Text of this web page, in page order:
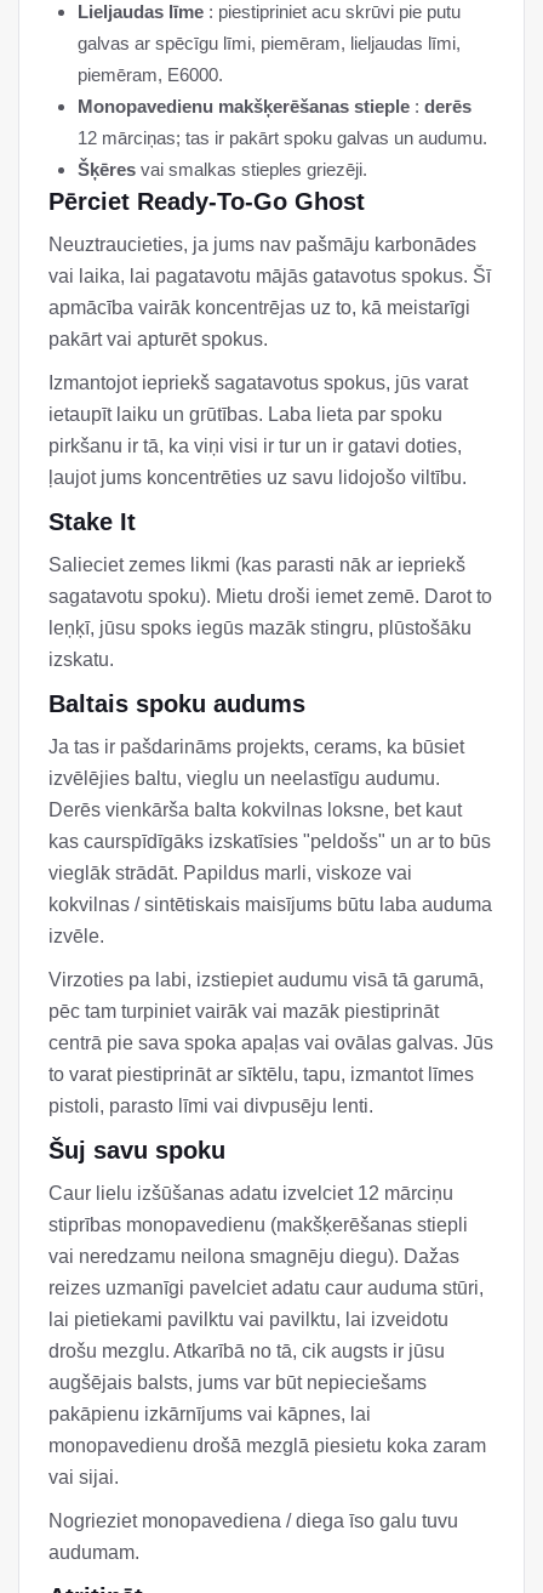
Lieljaudas līme : piestipriniet acu skrūvi pie putu
galvas ar spēcīgu līmi, piemēram, lieljaudas līmi,
piemēram, E6000.
Monopavedienu makšķerēšanas stieple : derēs
12 mārciņas; tas ir pakārt spoku galvas un audumu.
Šķēres vai smalkas stieples griezēji.
Pērciet Ready-To-Go Ghost
Neuztraucieties, ja jums nav pašmāju karbonādes
vai laika, lai pagatavotu mājās gatavotus spokus. Šī
apmācība vairāk koncentrējas uz to, kā meistarīgi
pakārt vai apturēt spokus.
Izmantojot iepriekš sagatavotus spokus, jūs varat
ietaupīt laiku un grūtības. Laba lieta par spoku
pirkšanu ir tā, ka viņi visi ir tur un ir gatavi doties,
ļaujot jums koncentrēties uz savu lidojošo viltību.
Stake It
Salieciet zemes likmi (kas parasti nāk ar iepriekš
sagatavotu spoku). Mietu droši iemet zemē. Darot to
leņķī, jūsu spoks iegūs mazāk stingru, plūstošāku
izskatu.
Baltais spoku audums
Ja tas ir pašdarināms projekts, cerams, ka būsiet
izvēlējies baltu, vieglu un neelastīgu audumu.
Derēs vienkārša balta kokvilnas loksne, bet kaut
kas caurspīdīgāks izskatīsies "peldošs" un ar to būs
vieglāk strādāt. Papildus marli, viskoze vai
kokvilnas / sintētiskais maisījums būtu laba auduma
izvēle.
Virzoties pa labi, izstiepiet audumu visā tā garumā,
pēc tam turpiniet vairāk vai mazāk piestiprināt
centrā pie sava spoka apaļas vai ovālas galvas. Jūs
to varat piestiprināt ar sīktēlu, tapu, izmantot līmes
pistoli, parasto līmi vai divpusēju lenti.
Šuj savu spoku
Caur lielu izšūšanas adatu izvelciet 12 mārciņu
stiprības monopavedienu (makšķerēšanas stiepli
vai neredzamu neilona smagnēju diegu). Dažas
reizes uzmanīgi pavelciet adatu caur auduma stūri,
lai pietiekami pavilktu vai pavilktu, lai izveidotu
drošu mezglu. Atkarībā no tā, cik augsts ir jūsu
augšējais balsts, jums var būt nepieciešams
pakāpienu izkārnījums vai kāpnes, lai
monopavedienu drošā mezglā piesietu koka zaram
vai sijai.
Nogrieziet monopavediena / diega īso galu tuvu
audumam.